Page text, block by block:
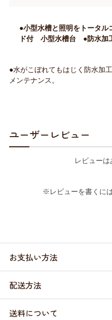
●小型水槽と照明をトータ
ド付 小型水槽台 ●防水加
●水がこぼれてもはじく防水加
メンテナンス。
ユーザーレビュー
レビューは
※レビューを書くに
お支払い方法
配送方法
送料について